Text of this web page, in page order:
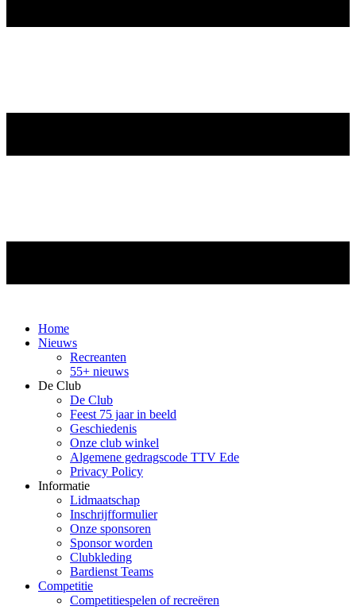
Home
Nieuws
Recreanten
55+ nieuws
De Club
De Club
Feest 75 jaar in beeld
Geschiedenis
Onze club winkel
Algemene gedragscode TTV Ede
Privacy Policy
Informatie
Lidmaatschap
Inschrijfformulier
Onze sponsoren
Sponsor worden
Clubkleding
Bardienst Teams
Competitie
Competitiespelen of recreëren